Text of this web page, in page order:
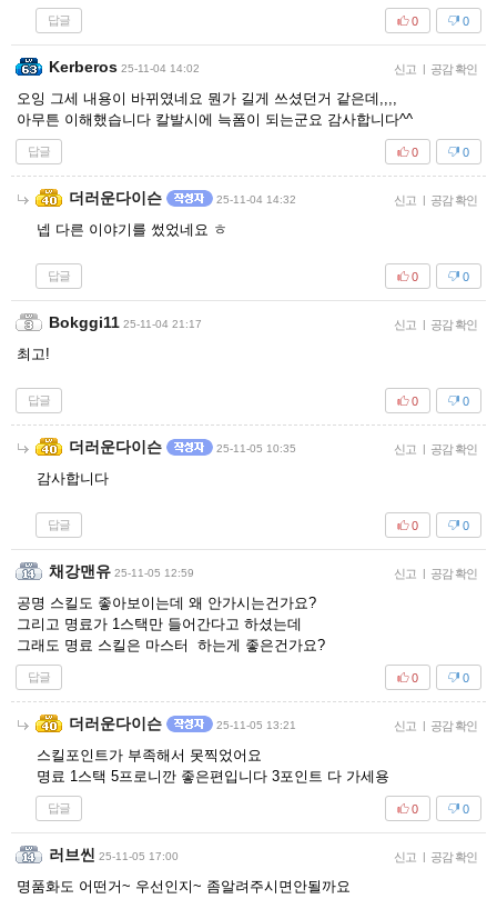
답글 0
0
Kerberos 25-11-04 14:02 신고 | 공감 확인
오잉 그세 내용이 바뀌였네요 뭔가 길게 쓰셨던거 같은데,,,,
아무튼 이해했습니다 칼발시에 늑폼이 되는군요 감사합니다^^
답글 0
0
더러운다이슨 25-11-04 14:32 신고 | 공감 확인
넵 다른 이야기를 썼었네요 ㅎ
답글 0
0
Bokggi11 25-11-04 21:17 신고 | 공감 확인
최고!
답글 0
0
더러운다이슨 25-11-05 10:35 신고 | 공감 확인
감사합니다
답글 0
0
채강맨유 25-11-05 12:59 신고 | 공감 확인
공명 스킬도 좋아보이는데 왜 안가시는건가요?
그리고 명료가 1스택만 들어간다고 하셨는데
그래도 명료 스킬은 마스터 하는게 좋은건가요?
답글 0
0
더러운다이슨 25-11-05 13:21 신고 | 공감 확인
스킬포인트가 부족해서 못찍었어요
명료 1스택 5프로니깐 좋은편입니다 3포인트 다 가세용
답글 0
0
러브씬 25-11-05 17:00 신고 | 공감 확인
명품화도 어떤거~ 우선인지~ 좀알려주시면안될까요